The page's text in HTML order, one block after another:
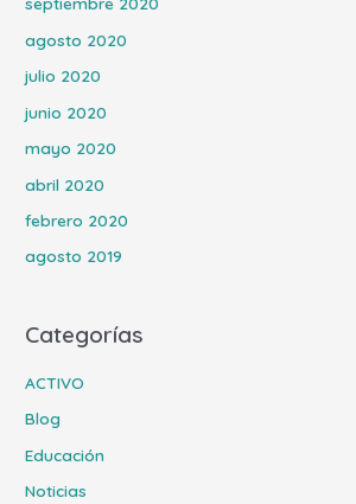
agosto 2020
julio 2020
junio 2020
mayo 2020
abril 2020
febrero 2020
agosto 2019
Categorías
ACTIVO
Blog
Educación
Noticias